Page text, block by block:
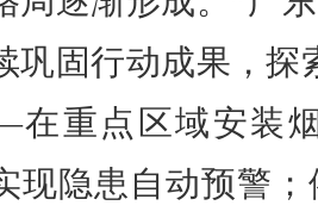
巩固行动成果，探
重点区域安装
现隐患自动预警